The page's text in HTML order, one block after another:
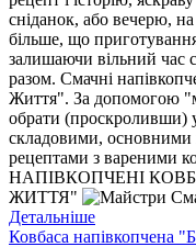
сніданок, або вечерю,
більше, що
залишаючи вільний час
разом. Смачні
Життя". За допомогою
обрати (проскроливши)
складовими, основними
рецептами з вареними
НАПІВКОПЧЕНІ
ЖИТТЯ"
Детальніше
Ковбаса напівкопчена